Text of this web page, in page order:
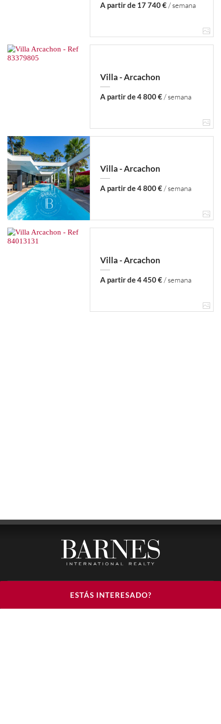
ESTÁS INTERESADO?
A partir de 17 740 €/ semana
Villa - Arcachon
A partir de 4 800 €/ semana
Villa - Arcachon
A partir de 4 800 €/ semana
Villa - Arcachon
A partir de 4 450 €/ semana
BARNES LUXURY RENTALS - HEAD OFFICE